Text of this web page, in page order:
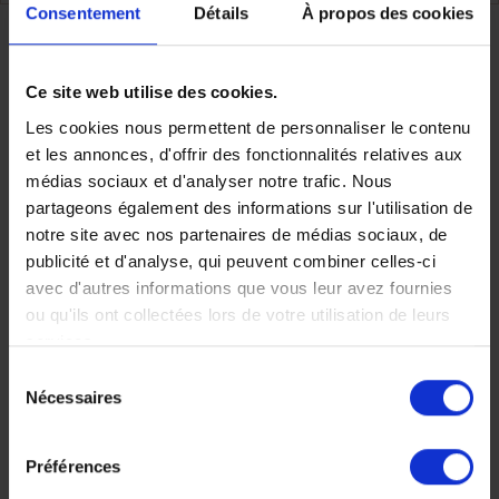
Consentement Détails À propos des cookies
Ce site web utilise des cookies.
Les cookies nous permettent de personnaliser le contenu
et les annonces, d'offrir des fonctionnalités relatives aux
médias sociaux et d'analyser notre trafic. Nous
partageons également des informations sur l'utilisation de
notre site avec nos partenaires de médias sociaux, de
publicité et d'analyse, qui peuvent combiner celles-ci
avec d'autres informations que vous leur avez fournies
ou qu'ils ont collectées lors de votre utilisation de leurs
services.
Nécessaires
Préférences
Partager
Faites nous part de vos
envies
voyage est unique, nous
construisons votre voyage à votre